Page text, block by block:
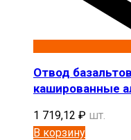
Отвод
кашированные
1 719,12 ₽ шт.
В корзину